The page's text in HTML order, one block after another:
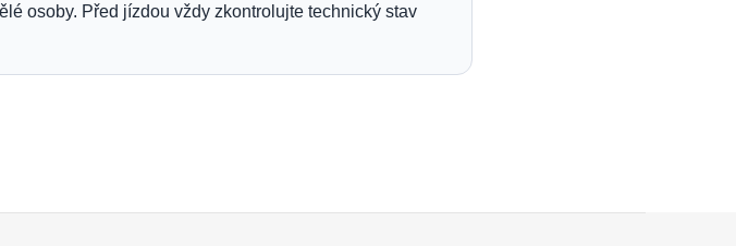
osoby. Před jízdou vždy zkontrolujte technický stav